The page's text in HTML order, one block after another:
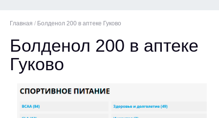
Главная / Болденол 200 в аптеке Гуково
Болденол 200 в аптеке
Гуково